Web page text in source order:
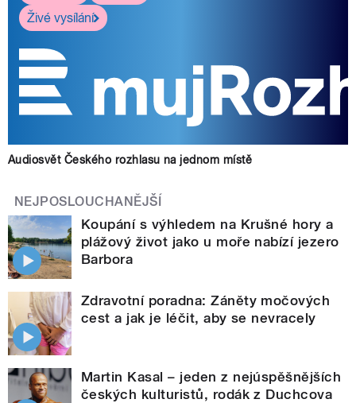
Živé vysílání
Audiosvět Českého rozhlasu na jednom místě
NEJPOSLOUCHANĚJŠÍ
Koupání s výhledem na Krušné hory a
plážový život jako u moře nabízí jezero
Barbora
Zdravotní poradna: Záněty močových
cest a jak je léčit, aby se nevracely
Martin Kasal – jeden z nejúspěšnějších
českých kulturistů, rodák z Duchcova